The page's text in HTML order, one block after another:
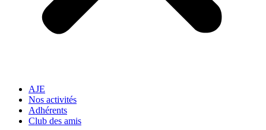
AJE
Nos activités
Adhérents
Club des amis